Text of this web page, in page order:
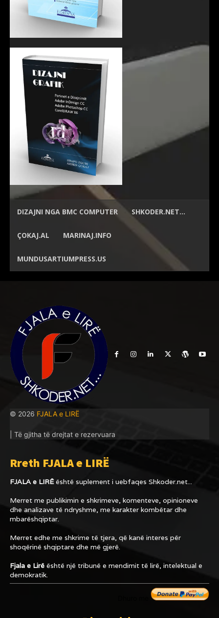
DIZAJNI NGA BMC COMPUTER SHKODER.NET…
ÇOKAJ.AL MARINAJ.INFO
MUNDUSARTIUMPRESS.US
© 2026 FJALA e LIRË
| Të gjitha të drejtat e rezervuara
Rreth FJALA e LIRË
FJALA e LIRËështë suplement i uebfaqes Shkoder.net...
Merret me publikimin e shkrimeve, komenteve, opinioneve
dhe analizave të ndryshme, me karakter kombëtar dhe
mbarëshqiptar.
Merret edhe me shkrime të tjera, që kanë interes për
shoqërinë shqiptare dhe më gjerë.
Fjala e Lirë është një tribunë e mendimit të lirë, intelektual e
demokratik.